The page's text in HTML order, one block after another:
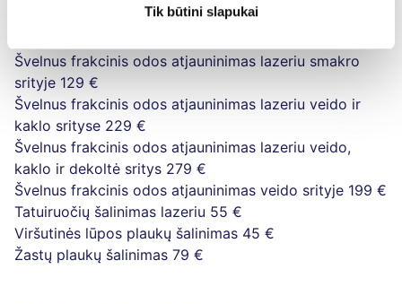
Tik būtini slapukai
Švelnus frakcinis odos atjauninimas lazeriu skruostų
Švelnus frakcinis odos atjauninimas lazeriu smakro
srityje 129 €
Švelnus frakcinis odos atjauninimas lazeriu veido ir
kaklo srityse 229 €
Švelnus frakcinis odos atjauninimas lazeriu veido,
kaklo ir dekoltė sritys 279 €
Švelnus frakcinis odos atjauninimas veido srityje 199 €
Tatuiruočių šalinimas lazeriu 55 €
Viršutinės lūpos plaukų šalinimas 45 €
Žastų plaukų šalinimas 79 €